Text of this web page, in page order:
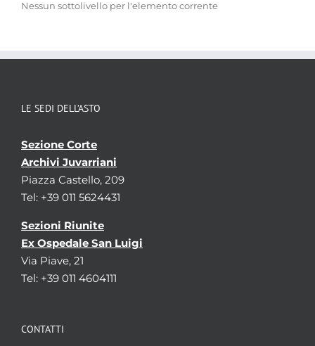
Nessun sottolivello per l'elemento corrente
LE SEDI DELL’ASTO
Sezione Corte
Archivi Juvarriani
Piazza Castello, 209
Tel: +39 011 5624431
Sezioni Riunite
Ex Ospedale San Luigi
Via Piave, 21
Tel: +39 011 4604111
CONTATTI